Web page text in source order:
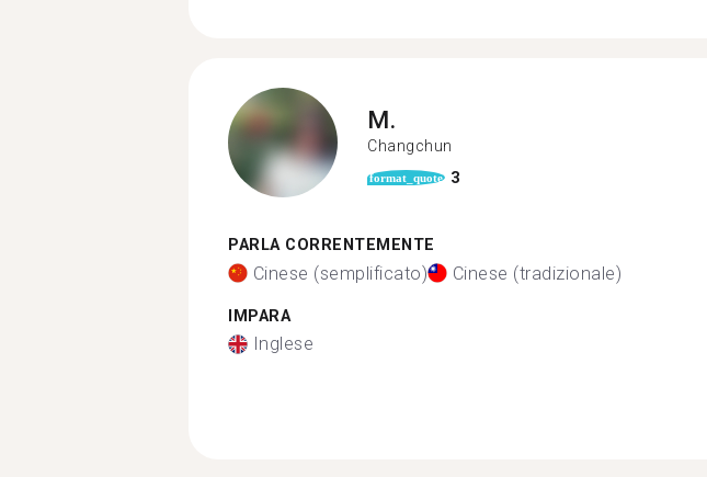
M.
Changchun
format_quote 3
PARLA CORRENTEMENTE
Cinese (semplificato) Cinese (tradizionale)
IMPARA
Inglese